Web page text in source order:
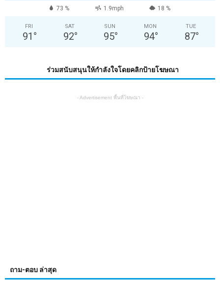
73 % 1.9mph 18 %
FRI
91 °
SAT
92°
SUN
95°
MON
94°
TUE
87°
ร่วมสนับสนุนให้กำลังใจโดยคลิกป้ายโฆษณา
- Advertisement พื้นที่โฆษณา -
ถาม-ตอบ ล่าสุด